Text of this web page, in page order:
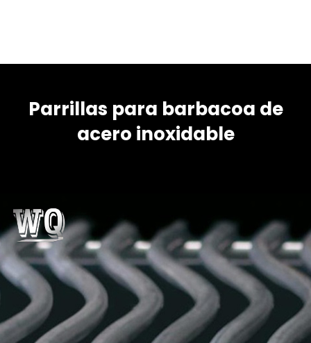
Parrillas para barbacoa de
acero inoxidable